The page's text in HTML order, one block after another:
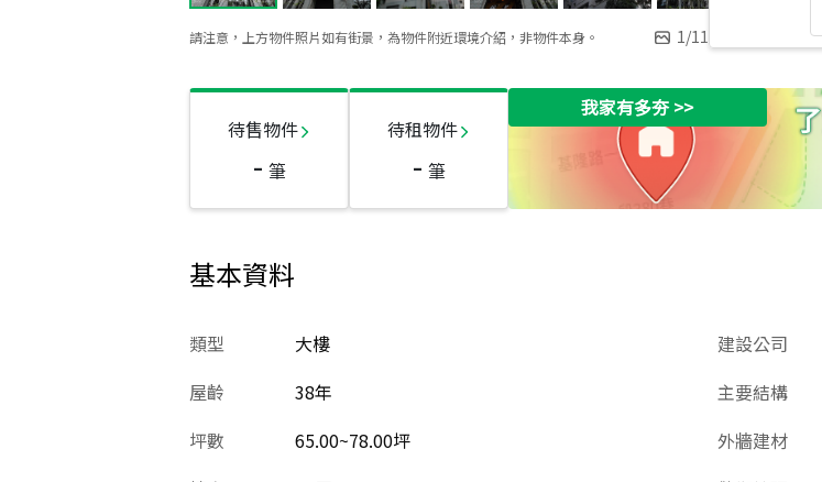
請注意，上方物件照片如有街景，為物件附近環境介紹，非物件本身。 1/11
待售物件
- 筆
待租物件
- 筆
我家有多夯>>
基本資料
類型
大樓
屋齡
38年
坪數
65.00~78.00坪
建設公司
主要結構
外牆建材